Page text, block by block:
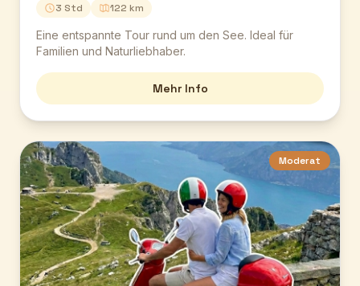
3 Std 122 km
Eine entspannte Tour rund um den See. Ideal für
Familien und Naturliebhaber.
Mehr Info
Moderat